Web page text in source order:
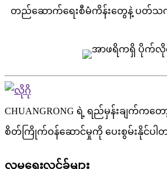
တည်ဆောက်ရေးစီမံကိန်းတွေနဲ့ ပတ်သ
CHUANGRONG ရဲ့ ရည်မှန်းချက်
စိတ်ကြိုက်ဝန်ဆောင်မှုကို ပေးစွမ်းနိုင်ပါ
လူမှုရေးလင့်ခ်များ